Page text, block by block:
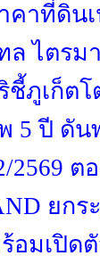
คาที่ดิน
ไตรมา
ชี้ภูเก็ตโ
5 ปี ดัน
2569 ต
ยกร
อมเปิด